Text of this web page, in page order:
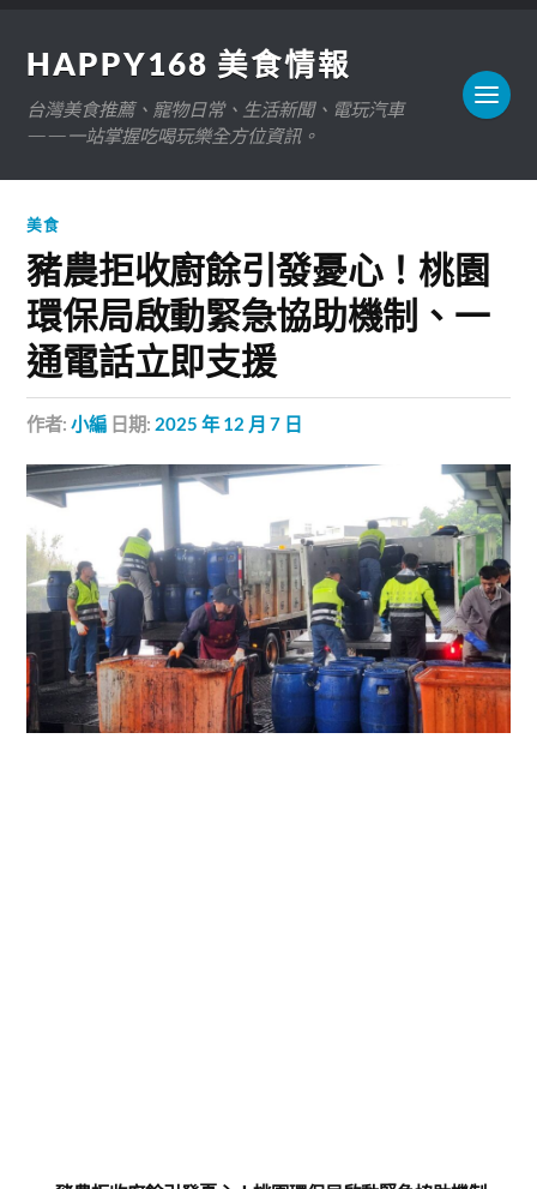
HAPPY168 美食情報
台灣美食推薦、寵物日常、生活新聞、電玩汽車
——一站掌握吃喝玩樂全方位資訊。
美食
豬農拒收廚餘引發憂心！桃園
環保局啟動緊急協助機制、一
通電話立即支援
作者:小編 日期: 2025 年 12 月 7 日